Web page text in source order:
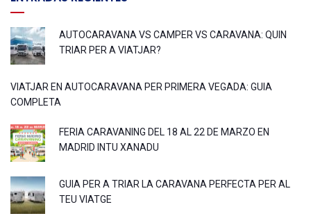
AUTOCARAVANA VS CAMPER VS CARAVANA: QUIN
TRIAR PER A VIATJAR?
VIATJAR EN AUTOCARAVANA PER PRIMERA VEGADA: GUIA
COMPLETA
FERIA CARAVANING DEL 18 AL 22 DE MARZO EN
MADRID INTU XANADU
GUIA PER A TRIAR LA CARAVANA PERFECTA PER AL
TEU VIATGE